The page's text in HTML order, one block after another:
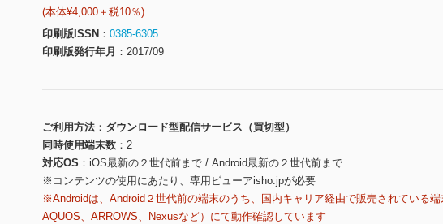
(本体¥4,000＋税10％)
印刷版ISSN
0385-6305
印刷版発行年月
2017/09
ご利用方法
ダウンロード型配信サービス（買切型）
同時使用端末数
2
対応OS
iOS最新の２世代前まで / Android最新の２世代前まで
※コンテンツの使用にあたり、専用ビューアisho.jpが必要
※Androidは、Android２世代前の端末のうち、国内キャリア経由で販売されている端
AQUOS、ARROWS、Nexusなど）にて動作確認しています